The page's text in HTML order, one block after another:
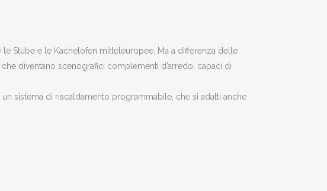
Stube e le Kachelofen mitteleuropee. Ma a differenza delle
diventano scenografici complementi d’arredo, capaci di
sistema di riscaldamento programmabile, che si adatti anche